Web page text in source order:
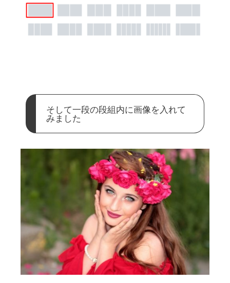
そして一段の段組内に画像を入れて
みました